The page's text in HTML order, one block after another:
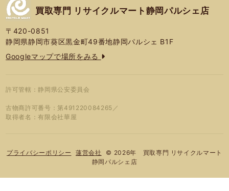
買取専門 リサイクルマート静岡パルシェ店
〒420-0851
静岡県静岡市葵区黒金町49番地静岡パルシェ B1F
Googleマップで場所をみる
許可管轄：静岡県公安委員会
古物商許可番号：第491220084265／
取得者名：有限会社華屋
プライバシーポリシー 蓮営会社
© 2026年 買取専門 リサイクルマート
静岡パルシェ店